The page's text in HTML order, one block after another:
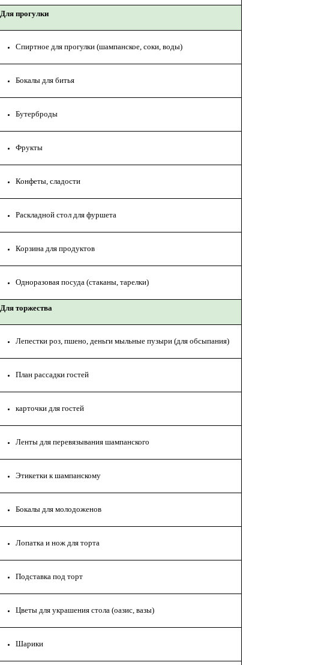
Для прогулки
Спиртное для прогулки (шампанское, соки, воды)
Бокалы для битья
Бутерброды
Фрукты
Конфеты, сладости
Раскладной стол для фуршета
Корзина для продуктов
Одноразовая посуда (стаканы, тарелки)
Для торжества
Лепестки роз, пшено, деньги мыльные пузыри (для обсыпания)
План рассадки гостей
карточки для гостей
Ленты для перевязывания шампанского
Этикетки к шампанскому
Бокалы для молодоженов
Лопатка и нож для торта
Подставка под торт
Цветы для украшения стола (оазис, вазы)
Шарики